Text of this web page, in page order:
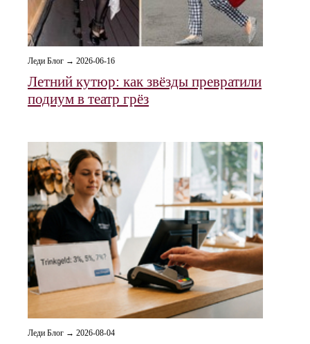
Леди Блог → 2026-06-16
Летний кутюр: как звёзды превратили
подиум в театр грёз
Леди Блог → 2026-08-04